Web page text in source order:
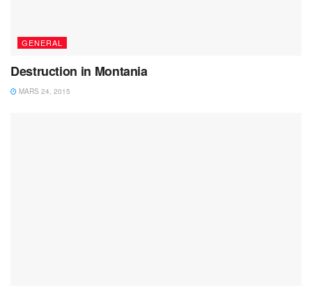
GENERAL
Destruction in Montania
MARS 24, 2015